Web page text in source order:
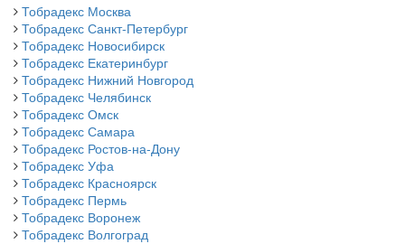
Тобрадекс Москва
Тобрадекс Санкт-Петербург
Тобрадекс Новосибирск
Тобрадекс Екатеринбург
Тобрадекс Нижний Новгород
Тобрадекс Челябинск
Тобрадекс Омск
Тобрадекс Самара
Тобрадекс Ростов-на-Дону
Тобрадекс Уфа
Тобрадекс Красноярск
Тобрадекс Пермь
Тобрадекс Воронеж
Тобрадекс Волгоград